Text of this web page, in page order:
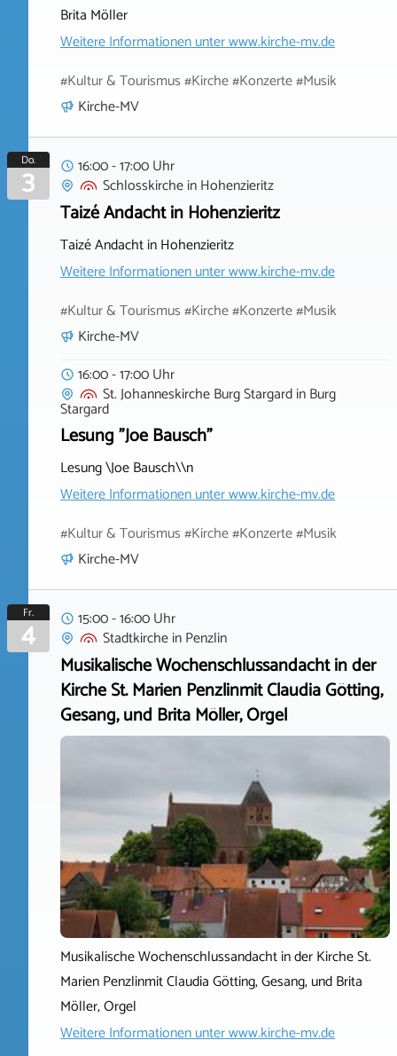
Brita Möller
Weitere Informationen unterwww.kirche-mv.de
#Kultur & Tourismus #Kirche #Konzerte #Musik
Kirche-MV
Do.
3
16:00 - 17:00 Uhr
SchlosskircheinHohenzieritz
Taizé Andacht in Hohenzieritz
Taizé Andacht in Hohenzieritz
Weitere Informationen unterwww.kirche-mv.de
#Kultur & Tourismus #Kirche #Konzerte #Musik
Kirche-MV
16:00 - 17:00 Uhr
St. Johanneskirche Burg StargardinBurg
Stargard
Lesung "Joe Bausch"
Lesung \Joe Bausch\\n
Weitere Informationen unterwww.kirche-mv.de
#Kultur & Tourismus #Kirche #Konzerte #Musik
Kirche-MV
Fr.
4
15:00 - 16:00 Uhr
StadtkircheinPenzlin
Musikalische Wochenschlussandacht in der
Kirche St. Marien Penzlinmit Claudia Götting,
Gesang, und Brita Möller, Orgel
Musikalische Wochenschlussandacht in der Kirche St.
Marien Penzlinmit Claudia Götting, Gesang, und Brita
Möller, Orgel
Weitere Informationen unterwww.kirche-mv.de